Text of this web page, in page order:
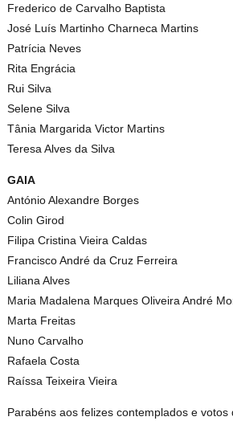
Frederico de Carvalho Baptista
José Luís Martinho Charneca Martins
Patrícia Neves
Rita Engrácia
Rui Silva
Selene Silva
Tânia Margarida Victor Martins
Teresa Alves da Silva
GAIA
António Alexandre Borges
Colin Girod
Filipa Cristina Vieira Caldas
Francisco André da Cruz Ferreira
Liliana Alves
Maria Madalena Marques Oliveira André
Marta Freitas
Nuno Carvalho
Rafaela Costa
Raíssa Teixeira Vieira
Parabéns aos felizes contemplados e votos